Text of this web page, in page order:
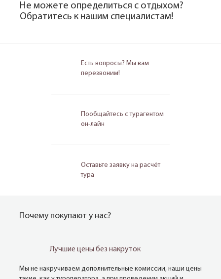
Не можете определиться с отдыхом?
Обратитесь к нашим специалистам!
Есть вопросы? Мы вам
перезвоним!
Пообщайтесь с турагентом
он-лайн
Оставьте заявку на расчёт
тура
Почему покупают у нас?
Лучшие цены без накруток
Мы не накручиваем дополнительные комиссии, наши цены